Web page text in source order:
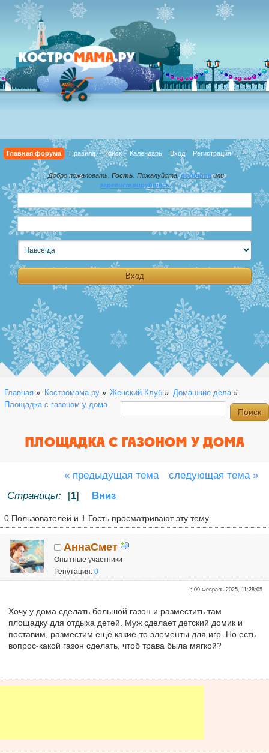
Главная форума Правила Поиск Календарь Вход Регистрация
Добро пожаловать, Гость . Пожалуйста,войдитеили
зарегистрируйтесь.
Главная » Костромама.ру» Женский Клуб » Домашние дела»
Площадка с газоном у дома
ПЛОЩАДКА С ГАЗОНОМ У ДОМА
« предыдущая тема
следующая тема »
Страницы:
[1] Вниз
0 Пользователей и 1 Гость просматривают эту тему.
АннаСмет
Опытные участники
Репутация:0
:09 Февраль 2025, 11:28:05
Хочу у дома сделать большой газон и разместить там
площадку для отдыха детей. Муж сделает детский домик и
поставим, разместим ещё какие-то элементы для игр. Но есть
вопрос-какой газон сделать, чтоб трава была мягкой?